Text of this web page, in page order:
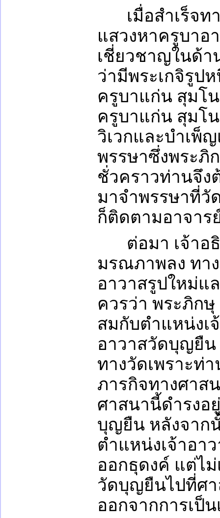
เมื่อสำเร็จ
แสวงหาครูบาอ
เชี่ยวชาญในด้า
ว่ามีพระเกจิรูป
ครูบาแก่น สุมโ
ครูบาแก่น สุมโ
วิเวกและบำเพ็
พรรษาซึ่งพระภิ
ชั่วคราวท่านจึง
มาจำพรรษาที่
ก็ติดตามอาจาร
ต่อมา เจ้าอ
มรณภาพลง ทา
อาวาสรูปใหม่แ
ควรว่า พระภิก
สมกับตำแหน่งเ
อาวาสวัดบุญยื
ทางวัดเพราะท่
ภารกิจทางศาส
ศาสนานี้ดำรงอ
บุญยืน หลังจาก
ตำแหน่งเจ้าอา
ออกธุดงค์ แต่ไ
วัดบุญยืนไปที่ศ
ออกจากการเป็